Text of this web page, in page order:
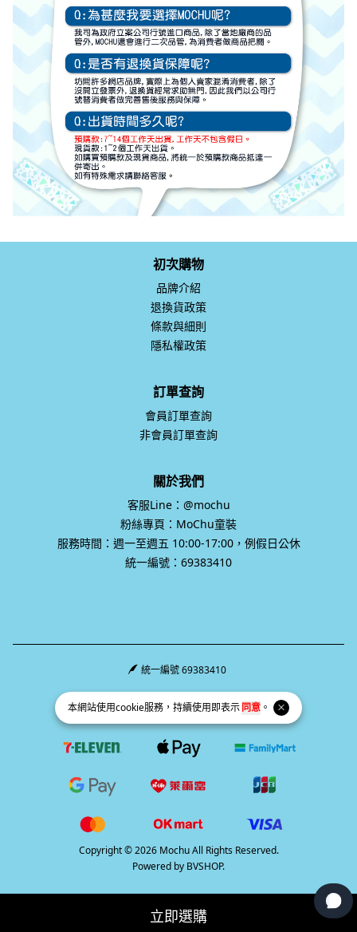
本網站使用cookie服務，持續使用即表示同意 。
立即選購
初次購物
品牌介紹
退換貨政策
條款與細則
隱私權政策
訂單查詢
會員訂單查詢
非會員訂單查詢
關於我們
客服Line：@mochu
粉絲專頁：MoChu童裝
服務時間：週一至週五 10:00-17:00，例假日公休
統一編號：69383410
統一編號 69383410
Facebook pageInstagram page
Line page
Copyright © 2026 Mochu All Rights Reserved.
Powered by BVSHOP.